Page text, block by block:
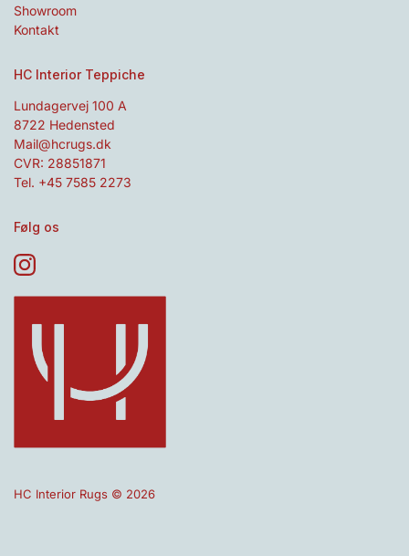
Showroom
Kontakt
HC Interior Teppiche
Lundagervej 100 A
8722 Hedensted
Mail@hcrugs.dk
CVR: 28851871
Tel. +45 7585 2273
Følg os
HC Interior Rugs © 2026